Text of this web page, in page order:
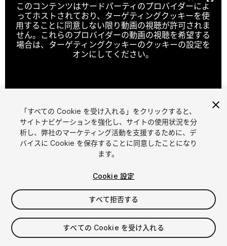
このコンテンツはサードパーティのプロバイダーによ
ってホストされており、ターゲティングクッキーを使
用することに同意しない限り動画の視聴が許可されま
せん。これらのプロバイダーの動画の視聴を希望する
場合は、ターゲティングクッキーのクッキーの設定を
オンにしてください。
1 /4
$20
消費税は決済時に計算されます
「すべての Cookie を受け入れる」をクリックすると、
サイトナビゲーションを強化し、サイトの使用状況を分
析し、弊社のマーケティング活動を支援するために、デ
バイスに Cookie を保存することに同意したことになり
ます。
Cookie 設定
すべて拒否する
すべての Cookie を受け入れる